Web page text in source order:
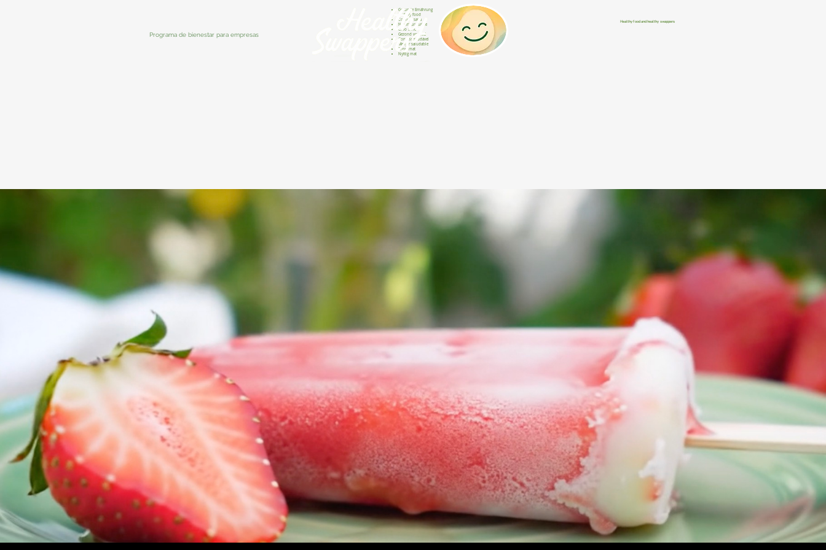
Programa de bienestar para empresas
Gesunde Ernährung
Healthy food
Comida sana
Nourriture saine
Cibo sano
Gezond voedsel
Comida saudável
Menjar saludable
Sunn mat
Nyttig mat
Healthy food and healthy swappers